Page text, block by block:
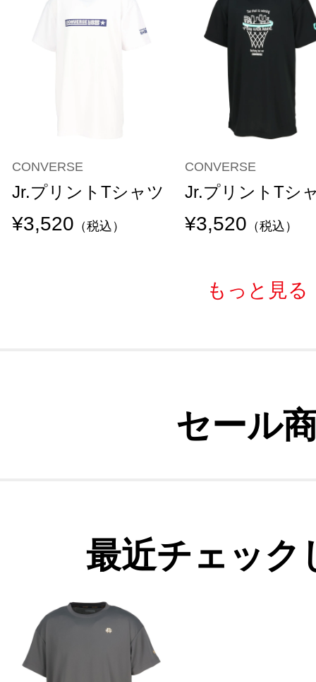
CONVERSE
Jr.プリントTシャツ
¥3,520 （税込）
CONVERSE
Jr.プリントTシ
¥3,520 （税込）
もっと見る
セール
最近チェック